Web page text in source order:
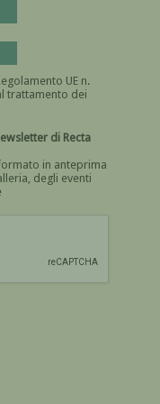
UE n.
Devi dare il consenso
di Recta
in anteprima
degli eventi